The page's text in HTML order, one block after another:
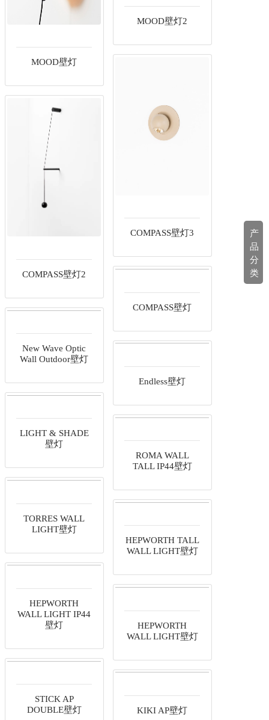
产
品
分
类
MOOD壁灯2
MOOD壁灯
COMPASS壁灯3
COMPASS壁灯2
New Wave Optic
Wall Outdoor壁灯
LIGHT & SHADE
壁灯
HEPWORTH
HEPWORTH
WALL LIGHT壁灯
STICK AP
DOUBLE壁灯
KIKI AP壁灯